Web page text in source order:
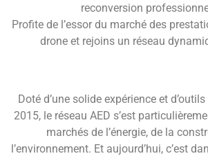
reconversion
Profite de l’essor du marché des
drone et rejoins un réseau
Doté d’une solide expérience et
2015, le réseau AED s’est
marchés de l’énergie, de la
l’environnement. Et aujourd’hui, c’est